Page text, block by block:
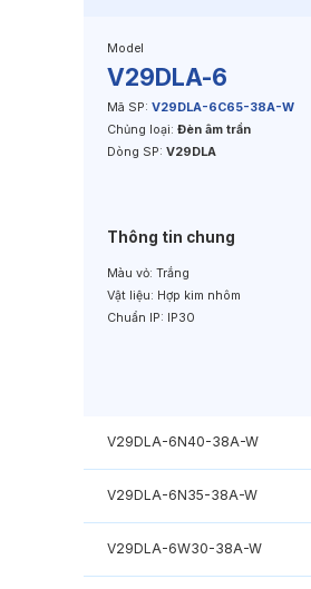
Model
V29DLA-6
Mã SP: V29DLA-6C65-38A-W
Chủng loại: Đèn âm trần
Dòng SP: V29DLA
Thông tin chung
Màu vỏ: Trắng
Vật liệu: Hợp kim nhôm
Chuẩn IP: IP30
V29DLA-6N40-38A-W
V29DLA-6N35-38A-W
V29DLA-6W30-38A-W